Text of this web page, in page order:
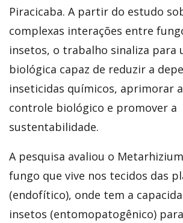
Piracicaba. A partir do estudo
complexas interações entre
insetos, o trabalho sinaliza para
biológica capaz de reduzir a
inseticidas químicos, aprimorar
controle biológico e promover a
sustentabilidade.
A pesquisa avaliou o
fungo que vive nos tecidos das
(endofítico), onde tem a
insetos (entomopatogênico)